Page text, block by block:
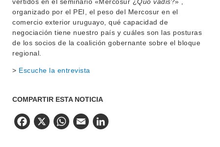
organizado por el PEI, el peso del Mercosur en el
comercio exterior uruguayo, qué capacidad de
negociación tiene nuestro país y cuáles son las posturas
de los socios de la coalición gobernante sobre el bloque
regional.
> Escuche la entrevista
COMPARTIR ESTA NOTICIA
Facebook
X WhatsApp
Email